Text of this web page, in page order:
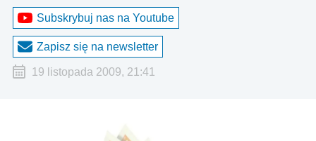
Subskrybuj nas na Youtube
Zapisz się na newsletter
19 listopada 2009, 21:41